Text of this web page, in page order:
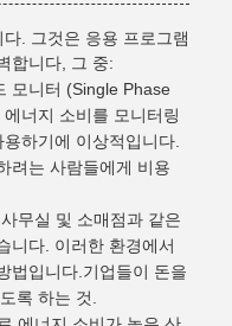
. 그것은 응용 프로그램
합니다, 그 중:
모니터 (Single Phase
너지 소비를 모니터링
하기에 이상적입니다.
려는 사람들에게 비용
무실 및 소매점과 같은
니다. 이러한 환경에서
법입니다.기업들이 돈을
록 하는 것.